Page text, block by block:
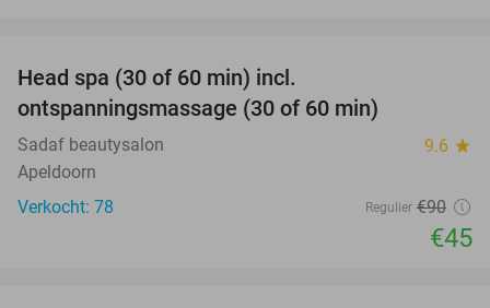
Head spa (30 of 60 min) incl.
ontspanningsmassage (30 of 60 min)
Sadaf beautysalon 9.6 star
Apeldoorn
Verkocht: 78
Regulier €90
€45